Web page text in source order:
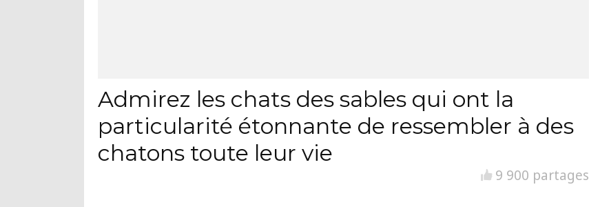
Admirez les chats des sables qui ont la
particularité étonnante de ressembler à des
chatons toute leur vie
9 900 partages